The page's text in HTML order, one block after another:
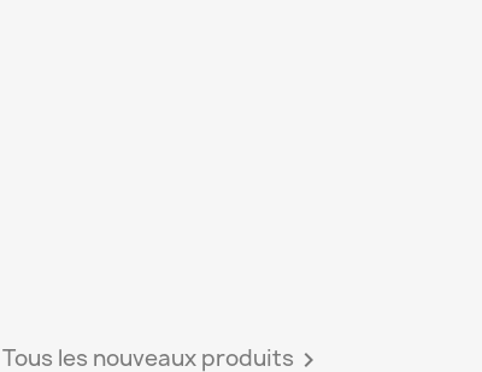
Tous les nouveaux produits 